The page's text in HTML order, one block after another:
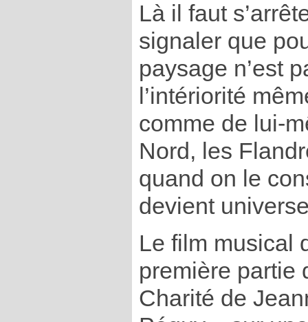
Là il faut
signaler que
paysage n’est
l’intériorité
comme de lui-
Nord, les
quand on le
devient
Le film musical
première partie
Charité de